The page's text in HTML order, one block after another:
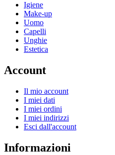
Igiene
Make-up
Uomo
Capelli
Unghie
Estetica
Account
Il mio account
I miei dati
I miei ordini
I miei indirizzi
Esci dall'account
Informazioni